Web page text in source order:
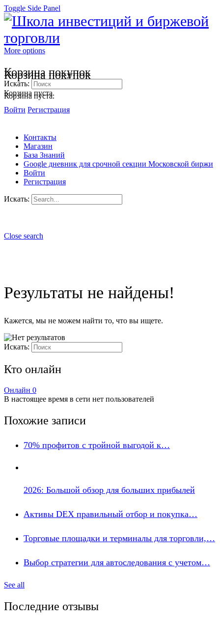
Toggle Side Panel
More options
Корзина покупок
Корзина пуста.
Войти Регистрация
Корзина покупок
Корзина пуста.
Искать:
Контакты
Магазин
База Знаний
Google дневник для срочной секции Московской биржи
Войти
Регистрация
Искать:
Close search
Результаты не найдены!
Кажется, мы не можем найти то, что вы ищете.
Искать:
Кто онлайн
Онлайн 0
В настоящее время в сети нет пользователей
Похожие записи
70% профитов с тройной выгодой к…
2026: Большой обзор для больших прибылей
Активы DEX правильный отбор и покупка…
Торговые площадки и терминалы для торговли,…
Выбор стратегии для автоследования с учетом…
See all
Последние отзывы